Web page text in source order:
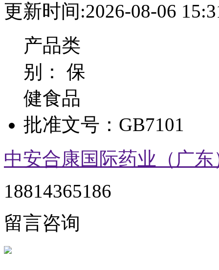
更新时间:2026-08-06
产品类
别： 保
健食品
批准文号： GB7101
中安合康国际药业（广
18814365186
留言咨询